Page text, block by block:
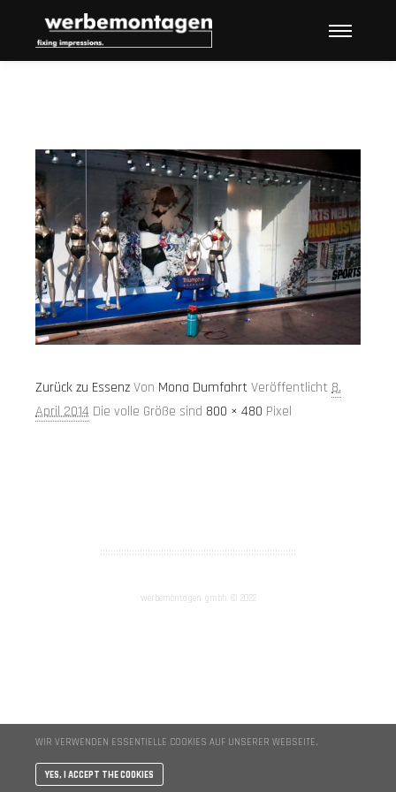
Zurück zu EssenzVon Mona DumfahrtVeröffentlicht8.
April 2014 Die volle Größe sind 800 × 480 Pixel
::::::::::::::::::::::::::::::::::::::::::::::::::::::::::::::::::::::::::
werbemontagen gmbh © 2022
WIR VERWENDEN ESSENTIELLE COOKIES AUF UNSERER WEBSEITE.
YES, I ACCEPT THE COOKIES